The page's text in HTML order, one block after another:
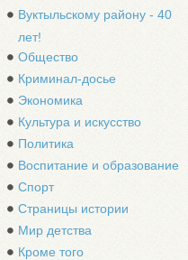
Вуктыльскому району - 40
лет!
Общество
Криминал-досье
Экономика
Культура и искусство
Политика
Воспитание и образование
Спорт
Страницы истории
Мир детства
Кроме того